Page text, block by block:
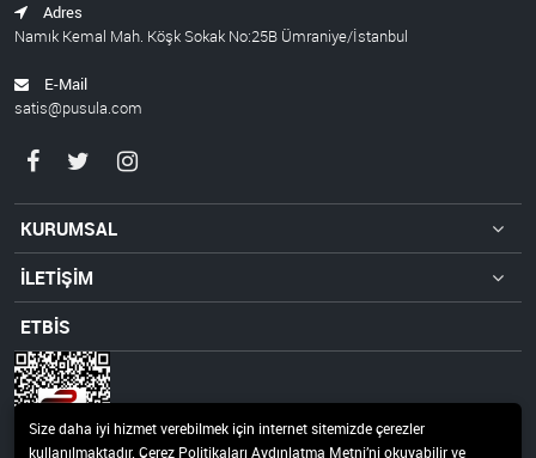
Adres
Namık Kemal Mah. Köşk Sokak No:25B Ümraniye/İstanbul
E-Mail
satis@pusula.com
KURUMSAL
İLETİŞİM
ETBİS
Size daha iyi hizmet verebilmek için internet sitemizde çerezler
kullanılmaktadır. Çerez Politikaları Aydınlatma Metni’ni okuyabilir ve